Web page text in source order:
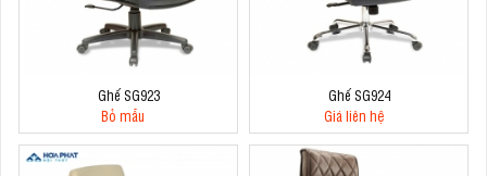
Ghế SG923
Bỏ mẫu
Ghế SG924
Giá liên hệ